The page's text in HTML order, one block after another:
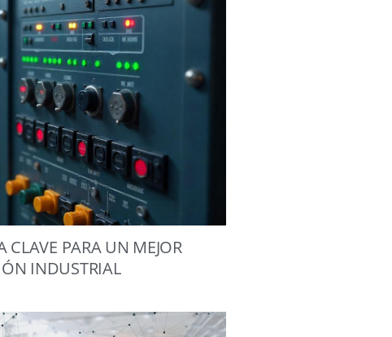
CLAVE PARA UN MEJOR
INDUSTRIAL